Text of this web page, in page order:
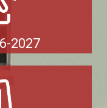
2027